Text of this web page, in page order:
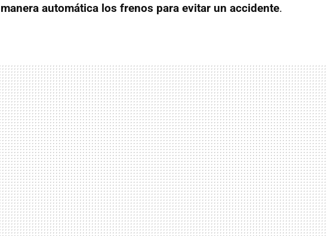
manera automática los frenos para evitar un accidente.